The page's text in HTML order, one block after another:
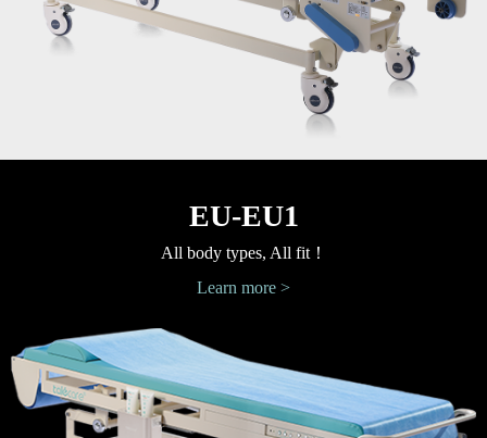
EU-EU1
All body types, All fit！
Learn more >